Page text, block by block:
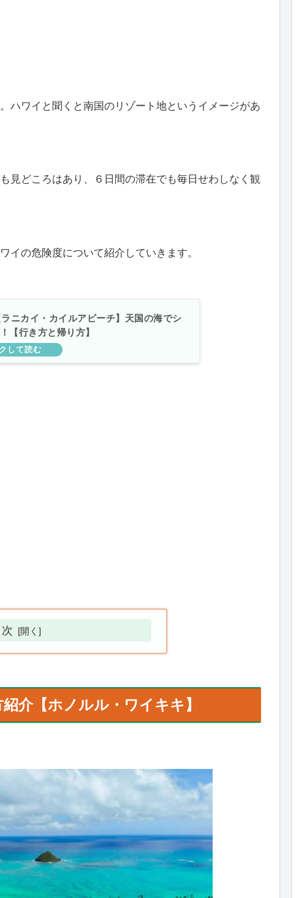
ハワイと聞くと南国のリゾート地というイメージがあ
見どころはあり、６日間の滞在でも毎日せわしなく観
イの危険度について紹介していきます。
ニカイ・カイルアビーチ】天国の海でシ
【行き方と帰り方】
介【ホノルル・ワイキキ】